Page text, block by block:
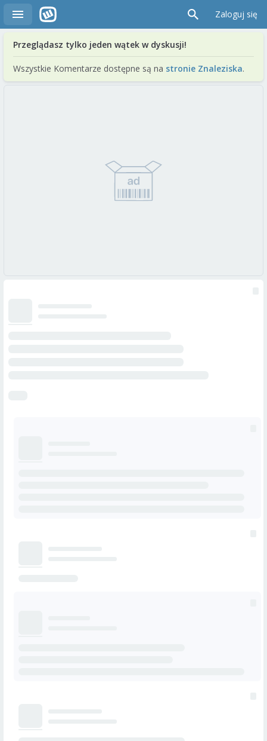
Zaloguj się
Przeglądasz tylko jeden wątek w dyskusji!
Wszystkie Komentarze dostępne są na stronie Znaleziska.